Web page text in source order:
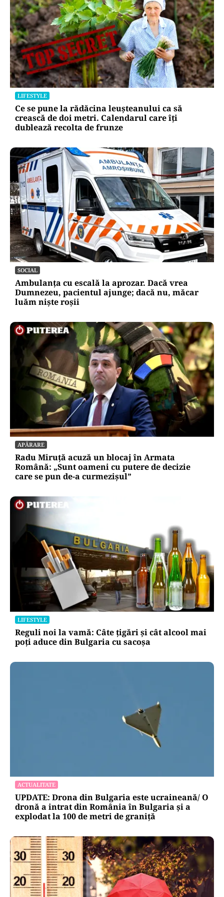
LIFESTYLE
Ce se pune la rădăcina leușteanului ca să
crească de doi metri. Calendarul care îți
dublează recolta de frunze
SOCIAL
Ambulanța cu escală la aprozar. Dacă vrea
Dumnezeu, pacientul ajunge; dacă nu, măcar
luăm niște roșii
APĂRARE
Radu Miruță acuză un blocaj în Armata
Română: „Sunt oameni cu putere de decizie
care se pun de-a curmezișul”
LIFESTYLE
Reguli noi la vamă: Câte țigări și cât alcool mai
poți aduce din Bulgaria cu sacoșa
ACTUALITATE
UPDATE: Drona din Bulgaria este ucraineană/ O
dronă a intrat din România în Bulgaria şi a
explodat la 100 de metri de graniţă